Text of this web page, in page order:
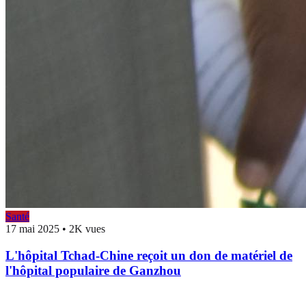
Santé
17 mai 2025 • 2K vues
L'hôpital Tchad-Chine reçoit un don de matériel de
l'hôpital populaire de Ganzhou